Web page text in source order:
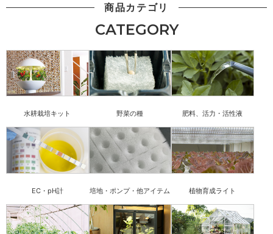
商品カテゴリ
CATEGORY
水耕栽培キット 野菜の種 肥料、活力・活性液
EC・pH計 培地・ポンプ・他アイテム 植物育成ライト